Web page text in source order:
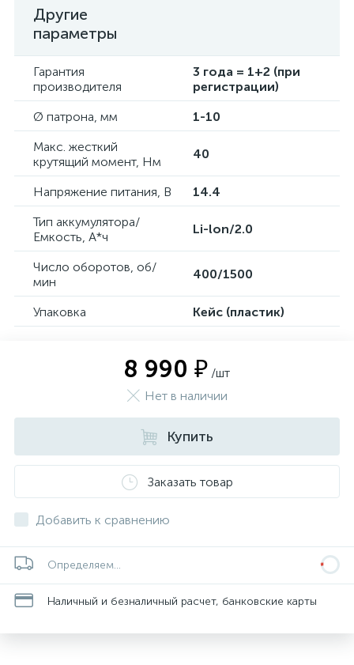
Другие
параметры
Гарантия
производителя
3 года = 1+2 (при
регистрации)
Ø патрона, мм
1-10
Макс. жесткий
крутящий момент, Нм
40
Напряжение питания, В
14.4
Тип аккумулятора/
Емкость, А*ч
Li-lon/2.0
Число оборотов, об/
мин
400/1500
Упаковка Кейс (пластик)
8 990 ₽ /шт
Нет в наличии
Купить
Заказать товар
Добавить к сравнению
Определяем...
Наличный и безналичный расчет, банковские карты